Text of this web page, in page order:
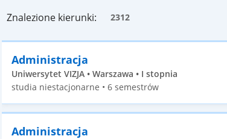
Znalezione kierunki: 2312
Administracja
Uniwersytet VIZJA • Warszawa • I stopnia
studia niestacjonarne • 6 semestrów
Administracja